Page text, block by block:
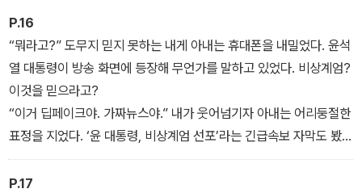
2024년 12월 3일 ‘내란의 밤’부터 윤석열 대통령 탄핵소추안 가결,
2025년 4월 4일 헌재의 파면 선고까지 숨가빴던 순간들의 ‘막전막
후’를 이재명의 시선으로 들여다본다. 비상계엄이 선포되고 국회로
달려가면서 유튜브 라이브 방송을 하게 된 이유, 국회 담을 넘고 본회
의장으로 진입하기까지 숨 막혔던 순간들, 비상계엄 해제안 가결, 미
국의 오판을 막기 위한 물밑 접촉, 국회 탄핵소추안 가결 후 ‘응원봉
P.16
“뭐라고?” 도무지 믿지 못하는 내게 아내는 휴대폰을 내밀었다. 윤석
열 대통령이 방송 화면에 등장해 무언가를 말하고 있었다. 비상계엄?
이것을 믿으라고?
“이거 딥페이크야. 가짜뉴스야.” 내가 웃어넘기자 아내는 어리둥절한
표정을 지었다. ‘윤 대통령, 비상계엄 선포’라는 긴급속보 자막도 봤는
데, 대한민국 원내 제1당의 대표가 ‘가짜뉴스’라고 하니 어느 쪽을 믿
어야 할지 혼란스러운 것 같았다. 어쩌면 내 마음이 혼란스러워 아내
P.17